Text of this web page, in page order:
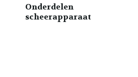
Onderdelen
scheerapparaat